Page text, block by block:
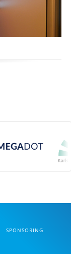
SPONSORING